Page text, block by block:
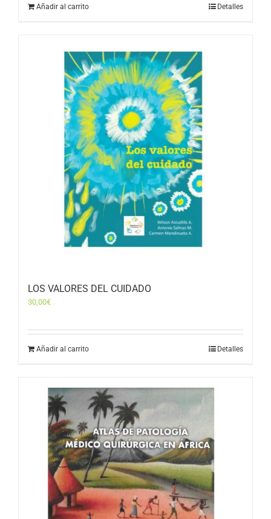
Añadir al carrito Detalles
LOS VALORES DEL CUIDADO
30,00€
Añadir al carrito Detalles